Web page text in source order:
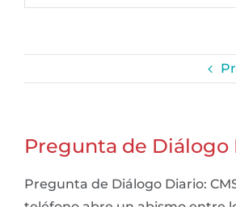
Pregunta de Diálogo
Pregunta de Diálogo Diario: